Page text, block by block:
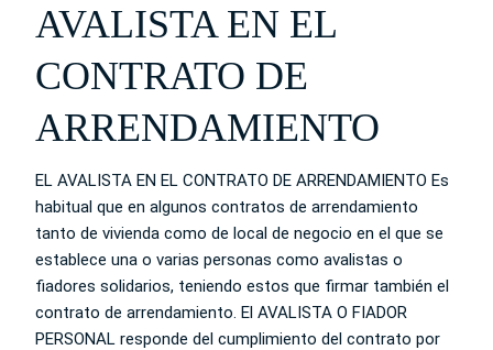
AVALISTA EN EL
CONTRATO DE
ARRENDAMIENTO
EL AVALISTA EN EL CONTRATO DE ARRENDAMIENTO Es
habitual que en algunos contratos de arrendamiento
tanto de vivienda como de local de negocio en el que se
establece una o varias personas como avalistas o
fiadores solidarios, teniendo estos que firmar también el
contrato de arrendamiento. El AVALISTA O FIADOR
PERSONAL responde del cumplimiento del contrato por